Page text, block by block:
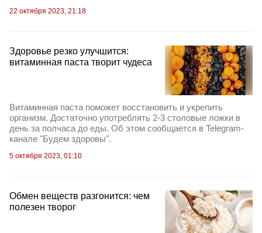
22 октября 2023, 21:18
Здоровье резко улучшится:
витаминная паста творит чудеса
Витаминная паста поможет восстановить и укрепить
организм. Достаточно употреблять 2-3 столовые ложки в
день за полчаса до еды. Об этом сообщается в Telegram-
канале "Будем здоровы".
5 октября 2023, 01:10
Обмен веществ разгонится: чем
полезен творог